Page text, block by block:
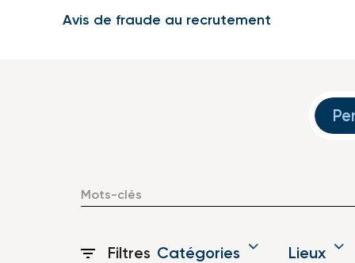
Avis de fraude au recrutement
Filtres Catégories Lieux